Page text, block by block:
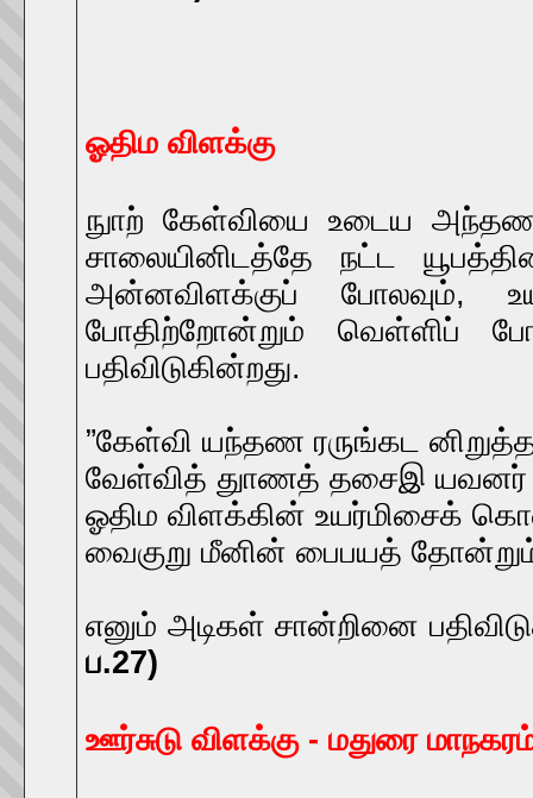
ஓதிம விளக்கு
நுாற் கேள்வியை உடைய
சாலையினிடத்தே நட்ட
அன்னவிளக்குப்
போதிற்றோன்றும் வெள்ளிப்
பதிவிடுகின்றது.
”கேள்வி யந்தண ரருங்கட
வேள்வித் துாணத் தசைஇ யவனர்
ஓதிம விளக்கின் உயர்மிசைக்
வைகுறு மீனின் பைபயத்
எனும் அடிகள் சான்றினை
ப.27)
ஊர்சுடு விளக்கு - மதுரை